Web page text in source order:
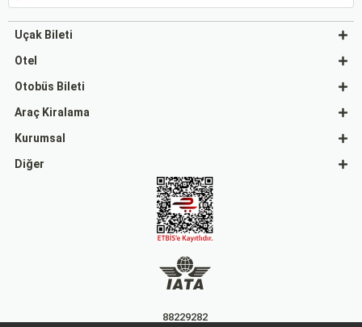
Uçak Bileti
Otel
Otobüs Bileti
Araç Kiralama
Kurumsal
Diğer
88229282